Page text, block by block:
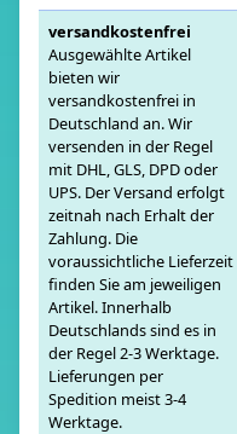
versandkostenfrei
Ausgewählte Artikel
bieten wir
versandkostenfrei in
Deutschland an. Wir
versenden in der Regel
mit DHL, GLS, DPD oder
UPS. Der Versand erfolgt
zeitnah nach Erhalt der
Zahlung. Die
voraussichtliche Lieferzeit
finden Sie am jeweiligen
Artikel. Innerhalb
Deutschlands sind es in
der Regel 2-3 Werktage.
Lieferungen per
Spedition meist 3-4
Werktage.